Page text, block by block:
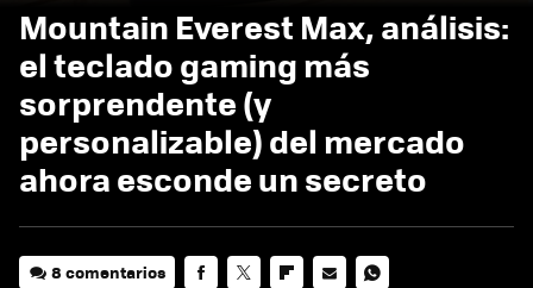
Mountain Everest Max, análisis:
el teclado gaming más
sorprendente (y
personalizable) del mercado
ahora esconde un secreto
8 comentarios